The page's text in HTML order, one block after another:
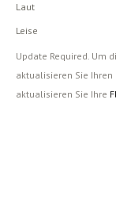
Laut
Leise
Update Required. Um
aktualisieren Sie
aktualisieren Sie Ihre